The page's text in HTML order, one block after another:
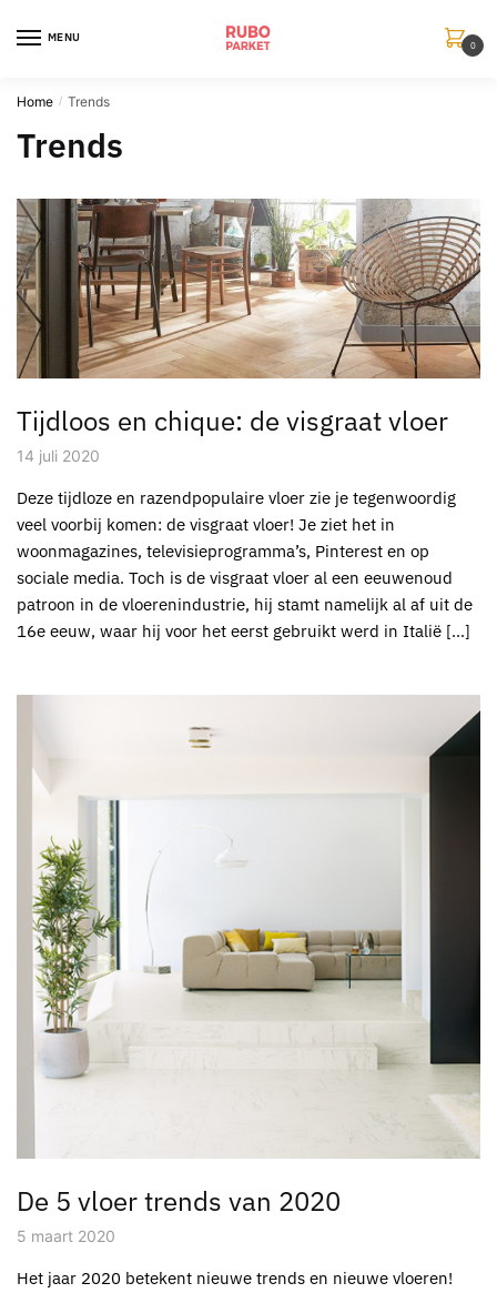
MENU
0
Home / Trends
Trends
Tijdloos en chique: de visgraat vloer
14 juli 2020
Deze tijdloze en razendpopulaire vloer zie je tegenwoordig
veel voorbij komen: de visgraat vloer! Je ziet het in
woonmagazines, televisieprogramma’s, Pinterest en op
sociale media. Toch is de visgraat vloer al een eeuwenoud
patroon in de vloerenindustrie, hij stamt namelijk al af uit de
16e eeuw, waar hij voor het eerst gebruikt werd in Italië […]
De 5 vloer trends van 2020
5 maart 2020
Het jaar 2020 betekent nieuwe trends en nieuwe vloeren!